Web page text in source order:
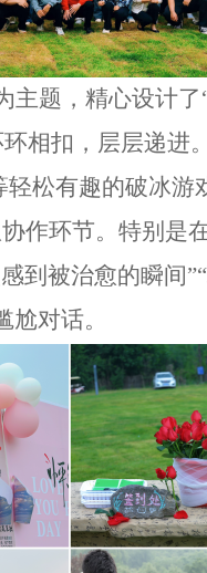
主题，精心设计了
相扣，层层递进
轻松有趣的破冰游
作环节。特别是
到被治愈的瞬间”“
尬对话。